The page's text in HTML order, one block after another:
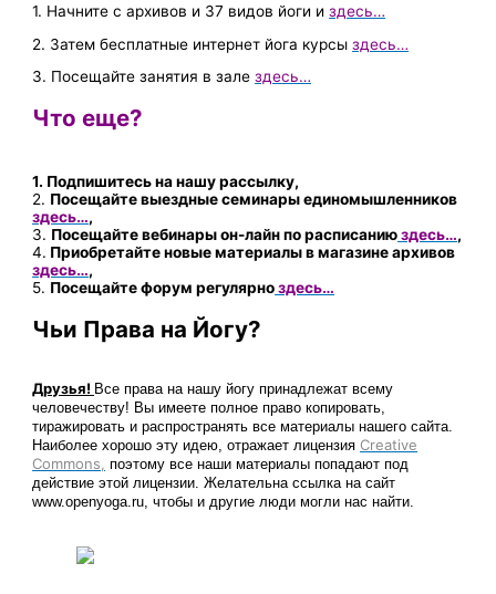
1. Начните с архивов и 37 видов йоги и здесь…
2. Затем бесплатные интернет йога курсыздесь…
3. Посещайте занятия в зале здесь…
Что еще?
1. Подпишитесь на нашу рассылку,
2. Посещайте выездные семинары единомышленников
здесь…,
3. Посещайте вебинары он-лайн по расписаниюздесь…,
4. Приобретайте новые материалы в магазине архивов
здесь…,
5. Посещайте форум регулярноздесь…
Чьи Права на Йогу?
Друзья! Все права на нашу йогу принадлежат всему
человечеству! Вы имеете полное право копировать,
тиражировать и распространять все материалы нашего сайта.
Наиболее хорошо эту идею, отражает лицензия Creative
Commons, поэтому все наши материалы попадают под
действие этой лицензии. Желательна ссылка на сайт
www.openyoga.ru, чтобы и другие люди могли нас найти.